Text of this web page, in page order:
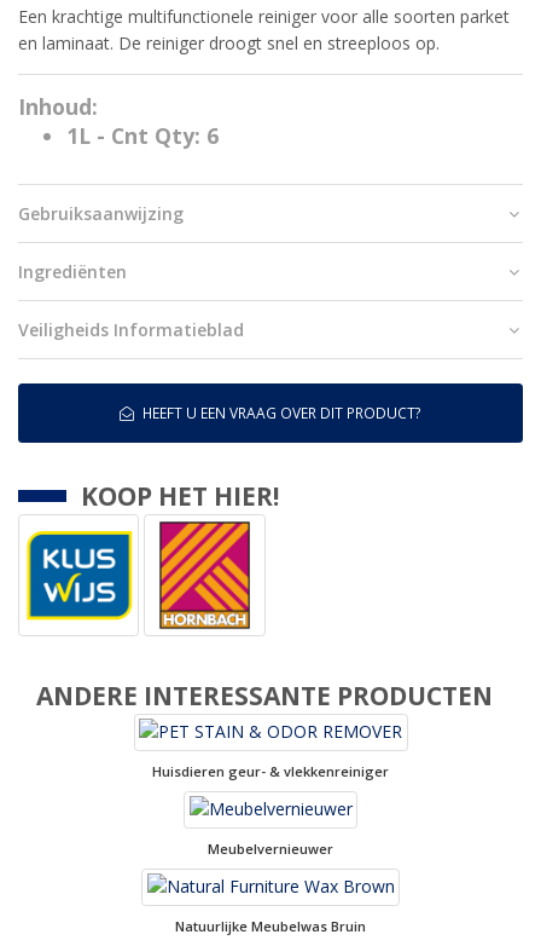
Een krachtige multifunctionele reiniger voor alle soorten parket
en laminaat. De reiniger droogt snel en streeploos op.
Inhoud:
1L - Cnt Qty: 6
Gebruiksaanwijzing
Ingrediënten
Veiligheids Informatieblad
HEEFT U EEN VRAAG OVER DIT PRODUCT?
KOOP HET HIER!
ANDERE INTERESSANTE PRODUCTEN
Huisdieren geur- & vlekkenreiniger
Meubelvernieuwer
Natuurlijke Meubelwas Bruin